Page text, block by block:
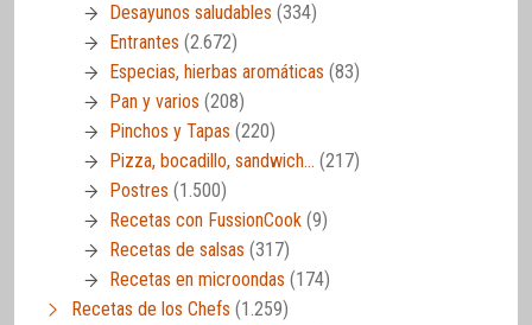
Desayunos saludables (334)
Entrantes (2.672)
Especias, hierbas aromáticas (83)
Pan y varios (208)
Pinchos y Tapas (220)
Pizza, bocadillo, sandwich… (217)
Postres (1.500)
Recetas con FussionCook (9)
Recetas de salsas (317)
Recetas en microondas (174)
Recetas de los Chefs (1.259)